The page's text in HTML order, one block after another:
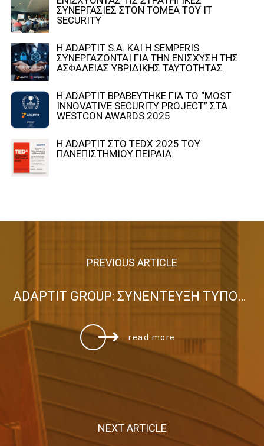
ΣΥΝΕΡΓΑΣΙΕΣ ΣΤΟΝ ΤΟΜΕΑ ΤΟΥ IT
SECURITY
Η ADAPTIT S.A. ΚΑΙ Η SEMPERIS
ΣΥΝΕΡΓΑΖΟΝΤΑΙ ΓΙΑ ΤΗΝ ΕΝΙΣΧΥΣΗ ΤΗΣ
ΑΣΦΑΛΕΙΑΣ ΥΒΡΙΔΙΚΗΣ ΤΑΥΤΟΤΗΤΑΣ
Η ADAPTIT ΒΡΑΒΕΥΤΗΚΕ ΓΙΑ ΤΟ “MOST
INNOVATIVE SECURITY PROJECT” ΣΤΑ
WESTCON AWARDS 2025
Η ADAPTIT ΣΤΟ TEDX 2025 ΤΟΥ
ΠΑΝΕΠΙΣΤΗΜΙΟΥ ΠΕΙΡΑΙΑ
PREVIOUS ARTICLE
ADAPTIT GROUP: ΣΥΝΕΝΤΕΥΞΗ ΤΥΠΟΥ 2023
read more
NEXT ARTICLE